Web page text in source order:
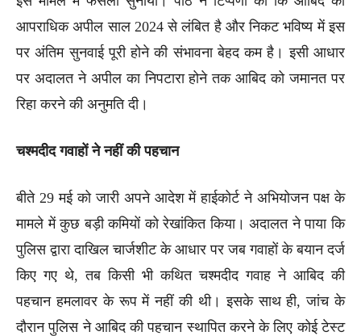
आपराधिक अपील साल 2024 से लंबित है और निकट भविष्य में इस
पर अंतिम सुनवाई पूरी होने की संभावना बेहद कम है। इसी आधार
पर अदालत ने अपील का निपटारा होने तक आबिद को जमानत पर
रिहा करने की अनुमति दी।
चश्मदीद गवाहों ने नहीं की पहचान
बीते 29 मई को जारी अपने आदेश में हाईकोर्ट ने अभियोजन पक्ष के
मामले में कुछ बड़ी कमियों को रेखांकित किया। अदालत ने पाया कि
पुलिस द्वारा दाखिल चार्जशीट के आधार पर जब गवाहों के बयान दर्ज
किए गए थे, तब किसी भी कथित चश्मदीद गवाह ने आबिद की
पहचान हमलावर के रूप में नहीं की थी। इसके साथ ही, जांच के
दौरान पुलिस ने आबिद की पहचान स्थापित करने के लिए कोई टेस्ट